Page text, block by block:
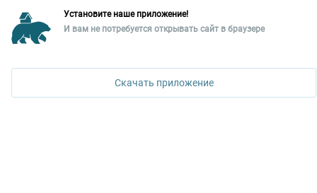
Установите наше приложение!
И вам не потребуется открывать сайт в браузере
Скачать приложение